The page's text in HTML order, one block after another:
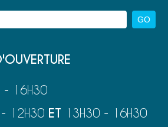
- 16H30
12H30 ET 13H30 - 16H30